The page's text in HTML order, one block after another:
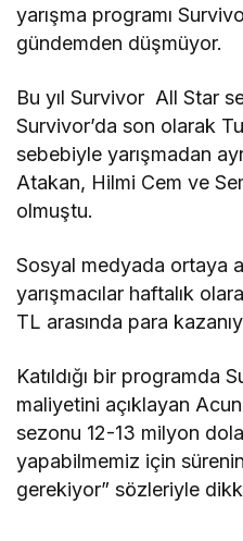
yarışma programı
gündemden düşmüyor.
Bu yıl Survivor All Star
Survivor’da son olarak
sebebiyle yarışmadan
Atakan, Hilmi Cem ve
olmuştu.
Sosyal medyada ortaya
yarışmacılar haftalık
TL arasında para
Katıldığı bir programda
maliyetini açıklayan Acun
sezonu 12-13 milyon
yapabilmemiz için
gerekiyor” sözleriyle